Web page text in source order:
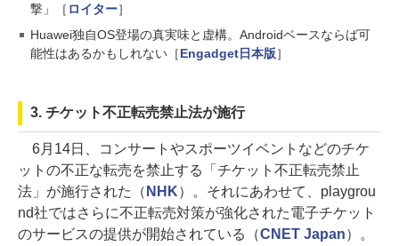
撃」［ ロイター］
Huawei独自OS登場の真実味と虚構。Androidベースならば可
能性はあるかもしれない［Engadget日本版］
3. チケット不正転売禁止法が施行
6月14日、コンサートやスポーツイベントなどのチケ
ットの不正な転売を禁止する「チケット不正転売禁止
法」が施行された（ NHK）。それにあわせて、playgrou
nd社ではさらに不正転売対策が強化された電子チケット
のサービスの提供が開始されている（CNET Japan）。